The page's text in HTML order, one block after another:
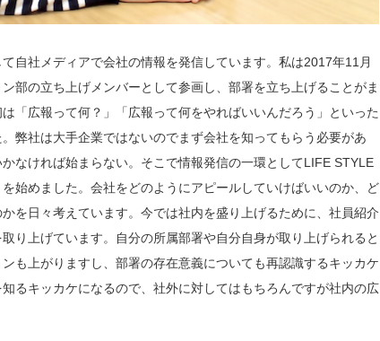
自社メディアで会社の情報を発信しています。私は2017年11月
部の立ち上げメンバーとして参画し、部署を立ち上げることがま
「広報って何？」「広報って何をやればいいんだろう」といった
弊社は大手企業ではないのでまず会社を知ってもらう必要があ
なければ始まらない。そこで情報発信の一環としてLIFE STYLE
始めました。会社をどのようにアピールしていけばいいのか、ど
を日々考えています。今では社内を盛り上げるために、社員紹介
り上げています。自分の所属部署や自分自身が取り上げられると
も上がりますし、部署の存在意義についても再認識するキッカケ
るキッカケになるので、社外に対してはもちろんですが社内の広